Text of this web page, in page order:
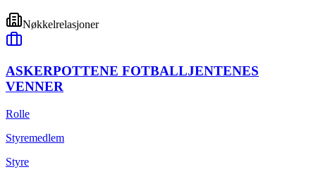
Nøkkelrelasjoner
ASKERPOTTENE FOTBALLJENTENES
VENNER
Rolle
Styremedlem
Styre